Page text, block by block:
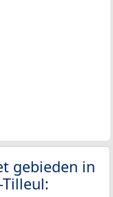
gebieden in